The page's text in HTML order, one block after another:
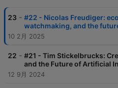
23 - #22 - Nicolas Freudiger:
watchmaking, and the
10 2月 2025
22 - #21 - Tim Stickelbrucks:
and the Future of Artificial
12 9月 2024